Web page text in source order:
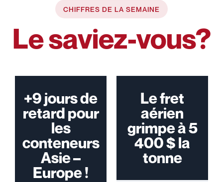
CHIFFRES DE LA SEMAINE
Le saviez-vous?
+9 jours de
retard pour
les
conteneurs
Asie –
Europe !
Le fret
aérien
grimpe à 5
400 $ la
tonne